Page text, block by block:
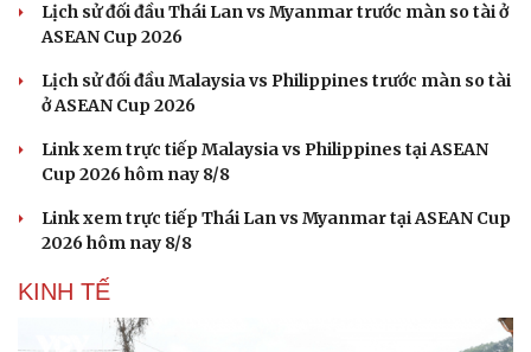
Cây thuốc
Sản phụ khoa
Nhi khoa
Nam khoa
Làm đẹp - giảm cân
Phòng mạch online
Ăn sạch sống khỏe
Blog
Lịch sử đối đầu Thái Lan vs Myanmar trước màn so tài ở
ASEAN Cup 2026
Lịch sử đối đầu Malaysia vs Philippines trước màn so tài
ở ASEAN Cup 2026
Link xem trực tiếp Malaysia vs Philippines tại ASEAN
Cup 2026 hôm nay 8/8
Link xem trực tiếp Thái Lan vs Myanmar tại ASEAN Cup
2026 hôm nay 8/8
KINH TẾ